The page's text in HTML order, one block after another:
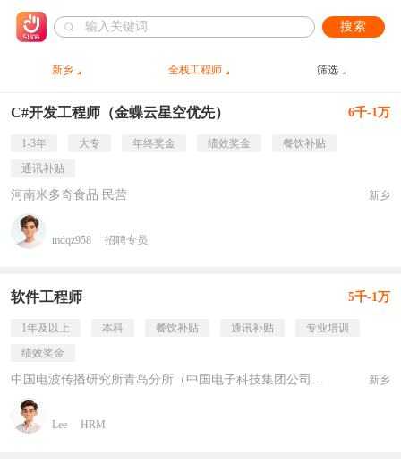
搜索
新乡 全栈工程师 筛选
C#开发工程师（金蝶云星空优先） 6千-1万
1-3年 大专 年终奖金 绩效奖金
餐饮补贴
通讯补贴
河南米多奇食品 民营 新乡
mdqz958 招聘专员
软件工程师 5千-1万
1年及以上 本科 餐饮补贴 通讯补贴
专业培训
绩效奖金
中国电波传播研究所青岛分所（中国电子科技集团公司第二十二研究所青岛分所） 事业单位 新乡
Lee HRM